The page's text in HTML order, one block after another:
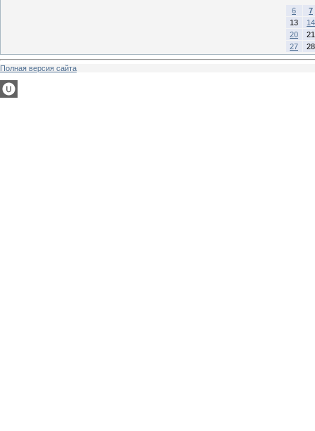
6
7
13
14
20
21
27
28
Полная версия сайта